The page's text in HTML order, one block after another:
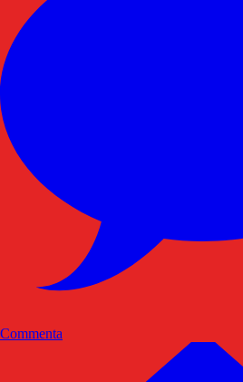
Commenta